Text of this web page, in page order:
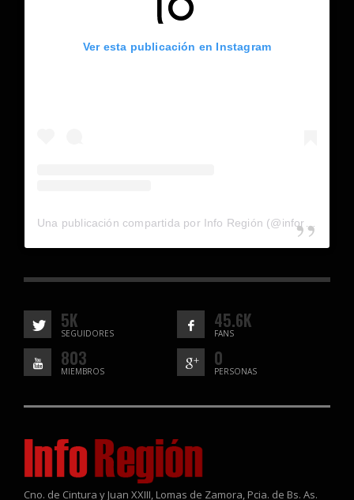
Ver esta publicación en Instagram
5K
SEGUIDORES
45.6K
FANS
803
MIEMBROS
0
PERSONAS
Cno. de Cintura y Juan XXIII, Lomas de Zamora, Pcia. de Bs. As.